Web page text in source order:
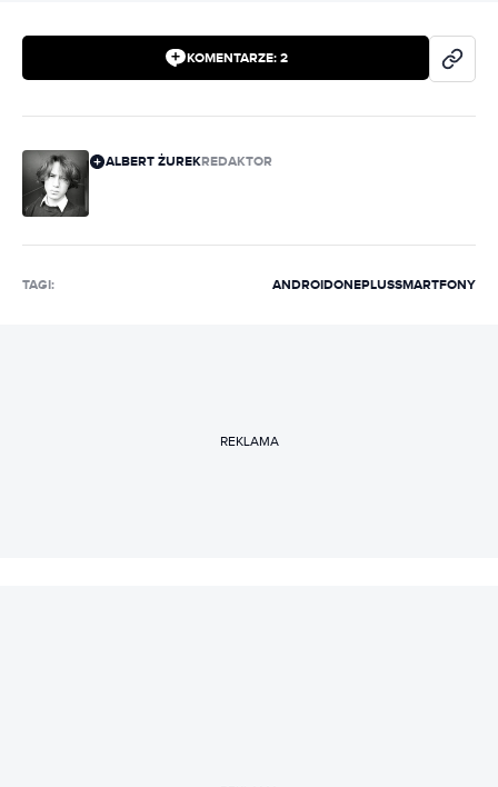
KOMENTARZE: 2
ALBERT ŻUREKREDAKTOR
TAGI: ANDROIDONEPLUSSMARTFONY
REKLAMA